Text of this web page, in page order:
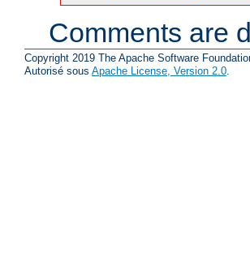
Comments are
Copyright 2019 The Apache Software
Autorisé sous Apache License, Version 2.0.